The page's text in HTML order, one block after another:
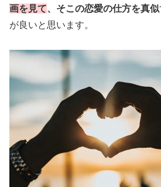
画を見て、そこの恋愛の仕方を真似
が良いと思います。